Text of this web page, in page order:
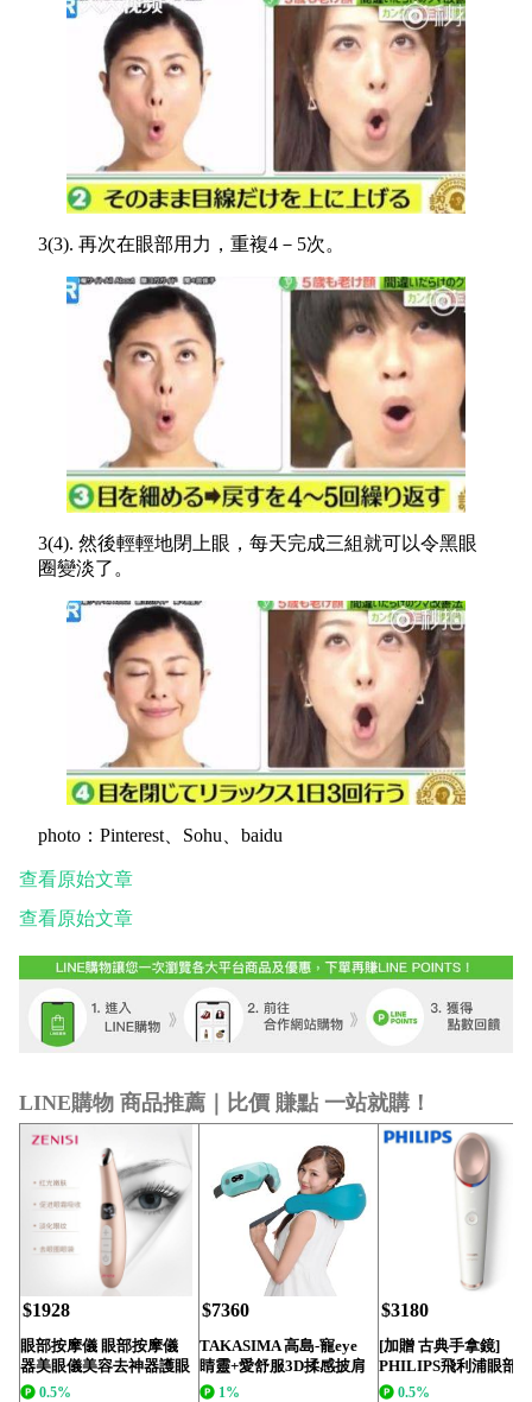
3(3). 再次在眼部用力，重複4－5次。
3(4). 然後輕輕地閉上眼，每天完成三組就可以令黑眼
圈變淡了。
photo：Pinterest、Sohu、baidu
查看原始文章
查看原始文章
LINE購物 商品推薦｜比價 賺點 一站就購！
$1928
眼部按摩儀 眼部按摩儀
器美眼儀美容去神器護眼
睛按摩棒 城市科...
0.5%
$7360
TAKASIMA 高島-寵eye
睛靈+愛舒服3D揉感披肩
(眼...1%
$3180
[加贈 古典手拿鏡]
PHILIPS飛利浦眼部
儀 BSC...
0.5%